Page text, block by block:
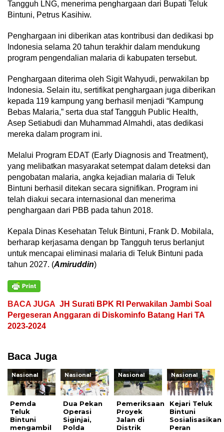
Tangguh LNG, menerima penghargaan dari Bupati Teluk
Bintuni, Petrus Kasihiw.
Penghargaan ini diberikan atas kontribusi dan dedikasi bp
Indonesia selama 20 tahun terakhir dalam mendukung
program pengendalian malaria di kabupaten tersebut.
Penghargaan diterima oleh Sigit Wahyudi, perwakilan bp
Indonesia. Selain itu, sertifikat penghargaan juga diberikan
kepada 119 kampung yang berhasil menjadi “Kampung
Bebas Malaria,” serta dua staf Tangguh Public Health,
Asep Setiabudi dan Muhammad Almahdi, atas dedikasi
mereka dalam program ini.
Melalui Program EDAT (Early Diagnosis and Treatment),
yang melibatkan masyarakat setempat dalam deteksi dan
pengobatan malaria, angka kejadian malaria di Teluk
Bintuni berhasil ditekan secara signifikan. Program ini
telah diakui secara internasional dan menerima
penghargaan dari PBB pada tahun 2018.
Kepala Dinas Kesehatan Teluk Bintuni, Frank D. Mobilala,
berharap kerjasama dengan bp Tangguh terus berlanjut
untuk mencapai eliminasi malaria di Teluk Bintuni pada
tahun 2027. (Amiruddin)
BACA JUGA JH Surati BPK RI Perwakilan Jambi Soal
Pergeseran Anggaran di Diskominfo Batang Hari TA
2023-2024
Baca Juga
Nasional
Pemda
Teluk
Bintuni
mengambil
Nasional
Dua Pekan
Operasi
Siginjai,
Polda
Nasional
Pemeriksaan
Proyek
Jalan di
Distrik
Nasional
Kejari Teluk
Bintuni
Sosialisasikan
Peran